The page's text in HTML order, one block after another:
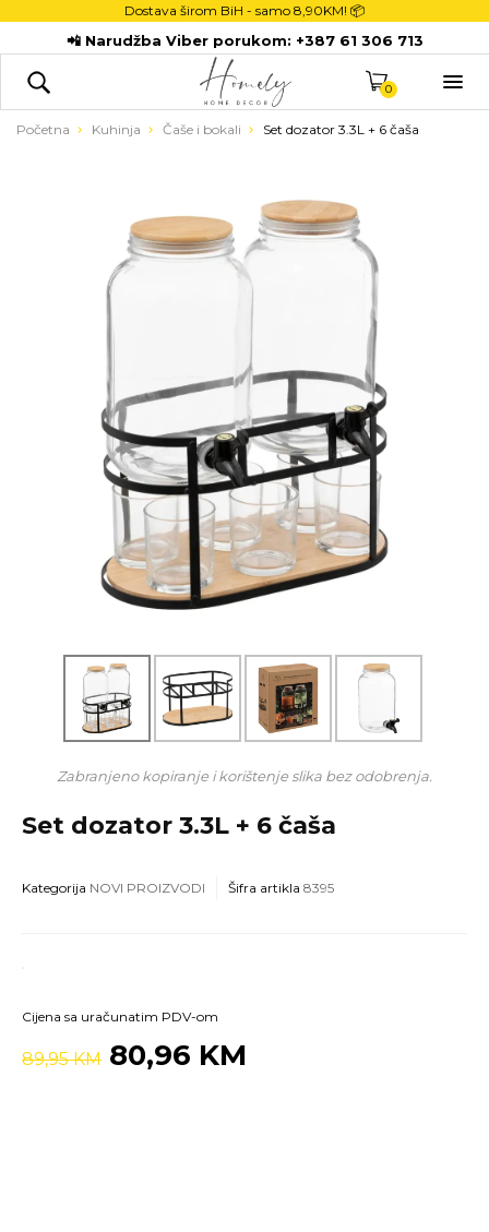
Dostava širom BiH - samo 8,90KM! 📦
📲 Narudžba Viber porukom: +387 61 306 713
0 
POČETNA
DEKORACIJE
KUHINJA
TEKSTIL
ODLAGANJE
NOVI PROIZVODI
Početna Kuhinja Čaše i bokali Set dozator 3.3L + 6 čaša
Zabranjeno kopiranje i korištenje slika bez odobrenja.
Set dozator 3.3L + 6 čaša
Kategorija NOVI PROIZVODI Šifra artikla 8395
Cijena sa uračunatim PDV-om
89,95 KM 80,96 KM